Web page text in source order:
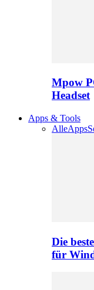
Mpow
Headset
Apps & Tools
AlleApps
Die
für